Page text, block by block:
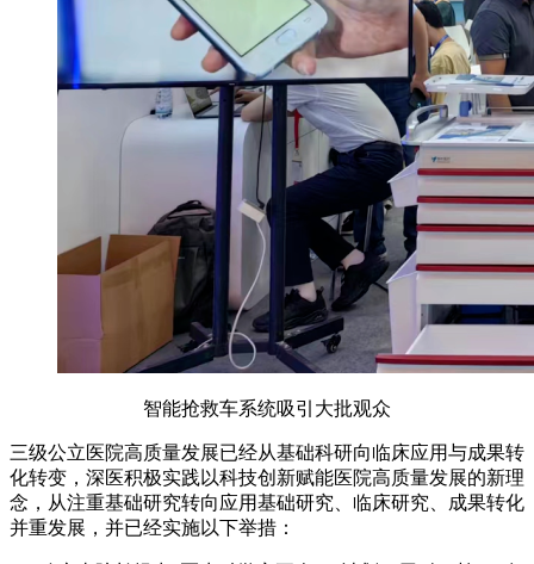
智能抢救车系统吸引大批观众
三级公立医院高质量发展已经从基础科研向临床应用与成果转
化转变，深医积极实践以科技创新赋能医院高质量发展的新理
念，从注重基础研究转向应用基础研究、临床研究、成果转化
并重发展，并已经实施以下举措：